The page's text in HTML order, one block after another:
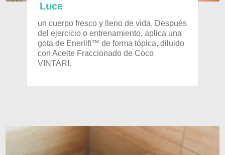
Luce
un cuerpo fresco y lleno de vida. Después
del ejercicio o entrenamiento, aplica una
gota de Enerlift™ de forma tópica, diluido
con Aceite Fraccionado de Coco
VINTARI.